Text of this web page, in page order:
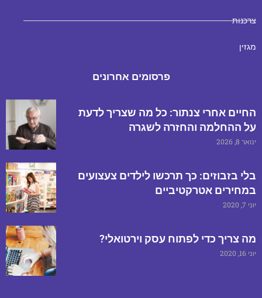
צרכנות
מגזין
פרסומים אחרונים
החיים אחרי צנתור: כל מה שצריך לדעת
על ההחלמה והחזרה לשגרה
ינואר 8, 2026
בלי בזבוזים: כך תרכשו לילדים צעצועים
במחירים אטרקטיביים
יוני 7, 2020
מה צריך כדי לפתוח עסק וירטואלי?
יוני 16, 2020